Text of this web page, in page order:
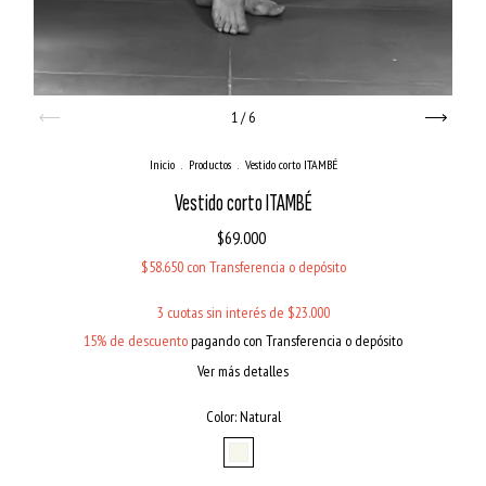
1/6
Inicio . Productos . Vestido corto ITAMBÉ
Vestido corto ITAMBÉ
$69.000
$58.650 con Transferencia o depósito
3 cuotas sin interés de $23.000
15% de descuentopagando con Transferencia o depósito
Ver más detalles
Color:Natural